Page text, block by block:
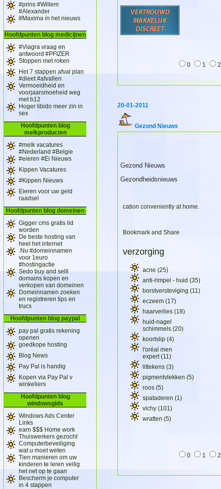
#prins #Willem
#Alexander
#Maxima in het nieuws
Hoofdpunten blog medicijnen
#Viagra vraag en
antwoord #PFIZER
Stoppen met roken
Het 7 stappen afval plan
#dieet #afvallen
Vermoeidheid en
voorjaarsmoeheid weg
met b12
Hoger libido meer zin in
sex
Hoofdpunten blog
melkproducten
#melk vacatures
#Nederland #Belgie
#eieren #Ei Nieuws
Kippen Vacatures
#Kippen Nieuws
Eieren voor uw geld
raadsel
Hoofdpunten blog domeinen
Gigger cms gratis lid
worden
De beste hosting van
heel het internet
.Nu #domeinnamen
voor 1euro
#hostingactie
Sedo buy and selll
domains kopen en
verkopen van domeinen
Domeinnamen zoeken
en registreren tips en
trucs
Hoofdpunten blog paypal
pay pal gratis rekening
openen
goedkope hosting
Blog News
Pay Pal is handig
Kopen via Pay Pal v
winkeliers
Hoofdpunten blog
windowsgids
Windows Ads Center
Links
earn $$$ Home work
Thuiswerkers gezocht
Computerbeveiliging
wat u moet weten
Tien manieren om uw
kinderen te leren veilig
het net op te gaan
Bescherm je computer
in 4 stappen
0 1
20-01-2011
Gezond Nieuws
Gezond Nieuws
Gezondheidsnieuws
cation conveniently at home.
verzorging
acne (25)
anti-rimpel - huid (35)
borstversteviging (11)
eczeem (17)
haarverlies (18)
huid-nagel
schimmels (20)
koortslip (4)
l'oréal men
expert (11)
littekens (3)
pigmentvlekken (5)
roos (5)
spataderen (1)
vichy (101)
wratten (5)
0 1